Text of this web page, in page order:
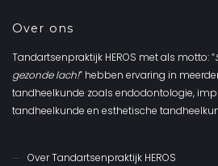
Over ons
Tandartsenpraktijk HEROS met als motto: “
gezonde lach!” hebben ervaring in
tandheelkunde zoals endodontologie,
tandheelkunde en esthetische
Over Tandartsenpraktijk HEROS